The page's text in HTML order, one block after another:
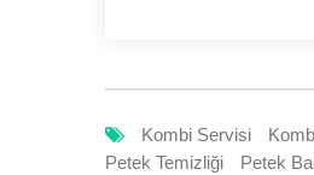
Kombi Servisi
Petek Temizliği
Petek